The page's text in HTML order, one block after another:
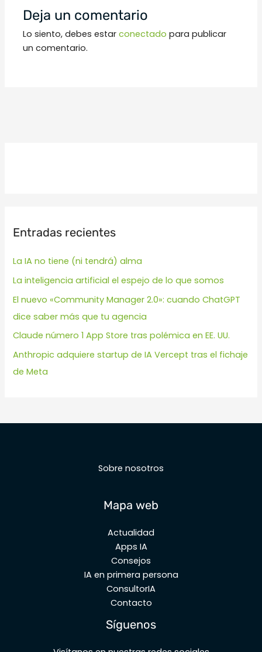
Deja un comentario
Lo siento, debes estarconectado para publicar
un comentario.
Entradas recientes
La IA no tiene (ni tendrá) alma
La inteligencia artificial el espejo de lo que somos
El nuevo «Community Manager 2.0»: cuando ChatGPT
dice saber más que tu agencia
Claude número 1 App Store tras polémica en EE. UU.
Anthropic adquiere startup de IA Vercept tras el fichaje
de Meta
Sobre nosotros
Mapa web
Actualidad
Apps IA
Consejos
IA en primera persona
ConsultorIA
Contacto
Síguenos